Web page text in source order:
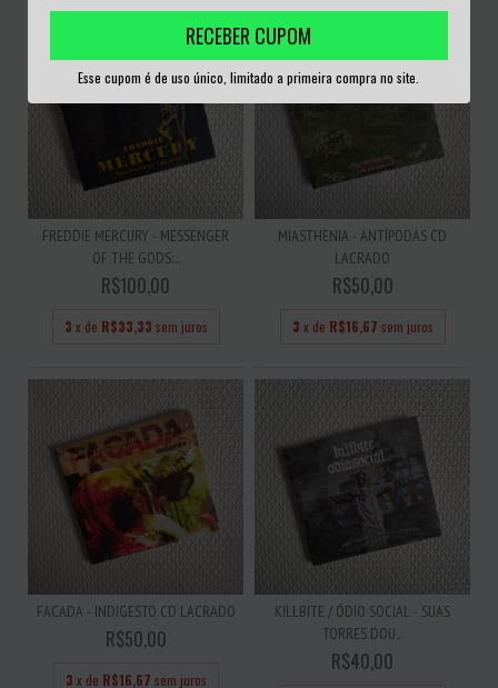
RECEBER CUPOM
Esse cupom é de uso único, limitado a primeira compra no site.
FREDDIE MERCURY - MESSENGER
OF THE GODS:...
R$100,00
3 x de R$33,33 sem juros
MIASTHENIA - ANTÍPODAS CD
LACRADO
R$50,00
3 x de R$16,67 sem juros
FACADA - INDIGESTO CD LACRADO
R$50,00
3 x de R$16,67 sem juros
KILLBITE / ÓDIO SOCIAL - SUAS
TORRES DOU...
R$40,00